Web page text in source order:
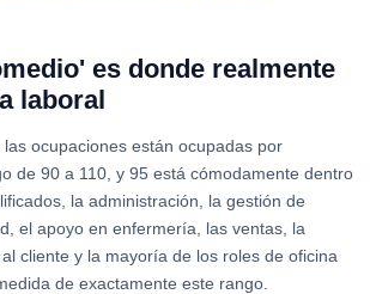
es donde realmente
laboral
ocupaciones están ocupadas por
de 90 a 110, y 95 está cómodamente dentro
la administración, la gestión de
el apoyo en enfermería, las ventas, la
cliente y la mayoría de los roles de oficina
de exactamente este rango.